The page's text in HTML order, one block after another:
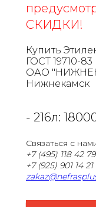
СКИДКИ!
Купить
ГОСТ 19710-83
ОАО
Нижнекамск
- 216л:
Связаться с
+7 (495) 118 42 79
+7 (925) 901 14 21